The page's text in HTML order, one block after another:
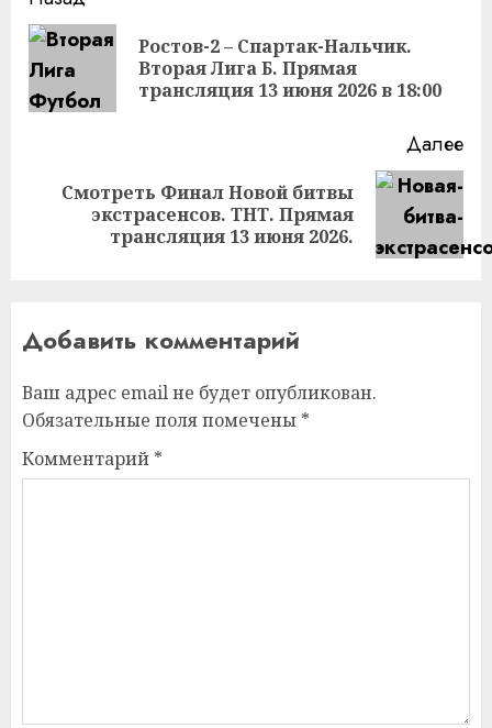
чтение
Ростов-2 – Спартак-Нальчик.
Вторая Лига Б. Прямая
трансляция 13 июня 2026 в 18:00
Далее
Следующая
Смотреть Финал Новой битвы
экстрасенсов. ТНТ. Прямая
трансляция 13 июня 2026.
Добавить комментарий
Ваш адрес email не будет опубликован.
Обязательные поля помечены *
Комментарий *